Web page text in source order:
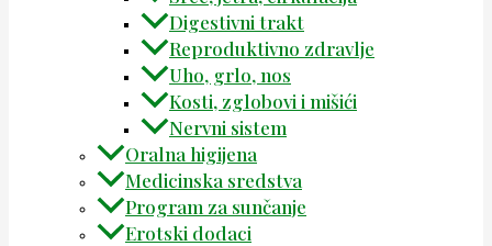
Digestivni trakt
Reproduktivno zdravlje
Uho, grlo, nos
Kosti, zglobovi i mišići
Nervni sistem
Oralna higijena
Medicinska sredstva
Program za sunčanje
Erotski dodaci